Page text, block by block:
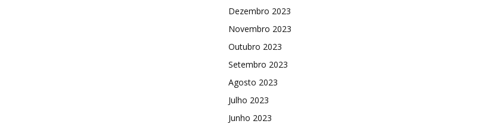
Dezembro 2023
Novembro 2023
Outubro 2023
Setembro 2023
Agosto 2023
Julho 2023
Junho 2023